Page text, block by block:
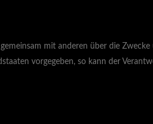
mit anderen über die
vorgegeben, so kann der